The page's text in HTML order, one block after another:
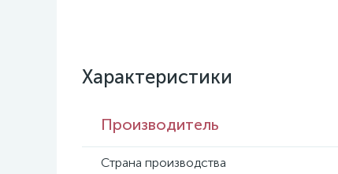
Характеристики
Производитель
Страна производства